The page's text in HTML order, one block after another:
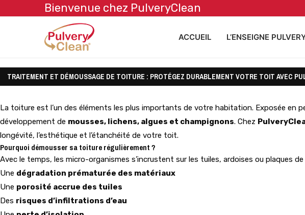
Bienvenue chez PulveryClean
ACCUEIL L’ENSEIGNE
TRAITEMENT ET DÉMOUSSAGE DE TOITURE : PROTÉGEZ DURABLEMENT VOTRE TOIT AVEC
La toiture est l’un des éléments les plus importants de votre habitation. Exposée en
développement de mousses, lichens, algues et champignons. Chez
longévité, l’esthétique et l’étanchéité de votre toit.
Pourquoi démousser sa toiture régulièrement ?
Avec le temps, les micro-organismes s’incrustent sur les tuiles, ardoises ou plaques
Une dégradation prématurée des matériaux
Une porosité accrue des tuiles
Des risques d’infiltrations d’eau